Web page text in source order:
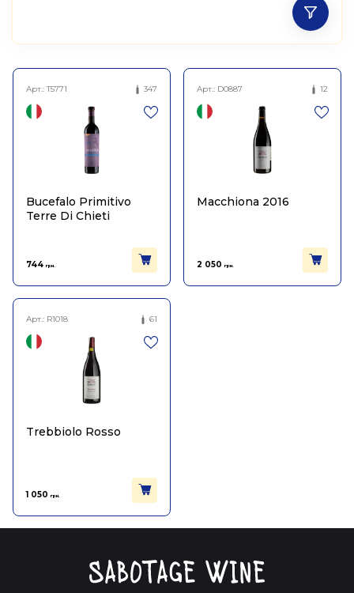
Арт.:T5771 347
Bucefalo Primitivo
Terre Di Chieti
744 грн.
Арт.: D0887 12
Macchiona 2016
2 050 грн.
Арт.: R1018 61
Trebbiolo Rosso
1 050 грн.